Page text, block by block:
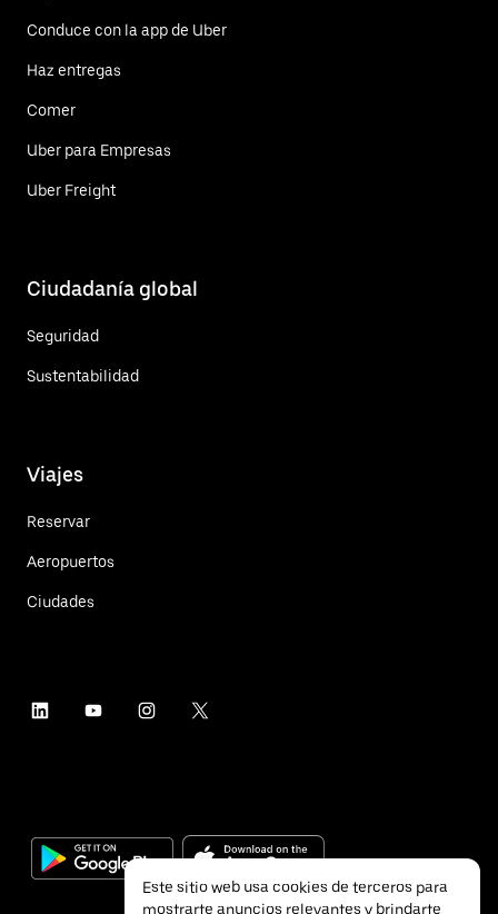
Conduce con la app de Uber
Haz entregas
Comer
Uber para Empresas
Uber Freight
Ciudadanía global
Seguridad
Sustentabilidad
Viajes
Reservar
Aeropuertos
Ciudades
Este sitio web usa cookies de terceros para
mostrarte anuncios relevantes y brindarte